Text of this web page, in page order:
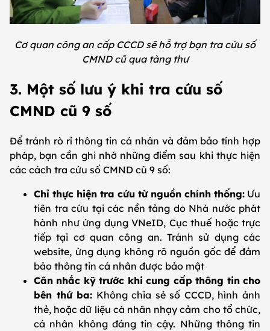
Cơ quan công an cấp CCCD sẽ hỗ trợ bạn tra cứu số
CMND cũ qua tàng thư
3. Một số lưu ý khi tra cứu số
CMND cũ 9 số
Để tránh rò rỉ thông tin cá nhân và đảm bảo tính hợp
pháp, bạn cần ghi nhớ những điểm sau khi thực hiện
các cách tra cứu số CMND cũ 9 số:
Chỉ thực hiện tra cứu từ nguồn chính thống: Ưu
tiên tra cứu tại các nền tảng do Nhà nước phát
hành như ứng dụng VNeID, Cục thuế hoặc trực
tiếp tại cơ quan công an. Tránh sử dụng các
website, ứng dụng không rõ nguồn gốc để đảm
bảo thông tin cá nhân được bảo mật
Cân nhắc kỹ trước khi cung cấp thông tin cho
bên thứ ba: Không chia sẻ số CCCD, hình ảnh
thẻ, hoặc dữ liệu cá nhân nhạy cảm cho tổ chức,
cá nhân không đáng tin cậy. Những thông tin